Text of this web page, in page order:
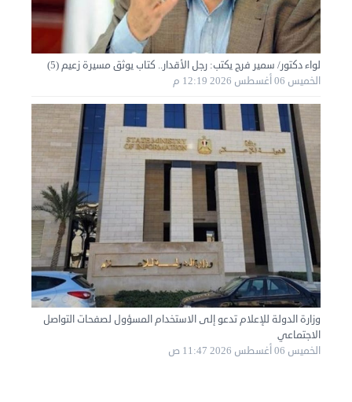
نقل عفش الكويت 50636444 فك وتركيب ايكيا محلي ...
الأحد 01 سبتمبر 2024 02:03 م
نقل عفش الكويت 50636444 فك وتركيب ايكيا محلي ...
السبت 31 أغسطس 2024 06:31 م
لواء دكتور/ سمير فرج يكتب: رجل الأقدار.. كتاب يوثق مسيرة زعيم (5)
الخميس 06 أغسطس 2026 12:19 م
وزارة الدولة للإعلام تدعو إلى الاستخدام المسؤول لصفحات التواصل
الاجتماعي
الخميس 06 أغسطس 2026 11:47 ص